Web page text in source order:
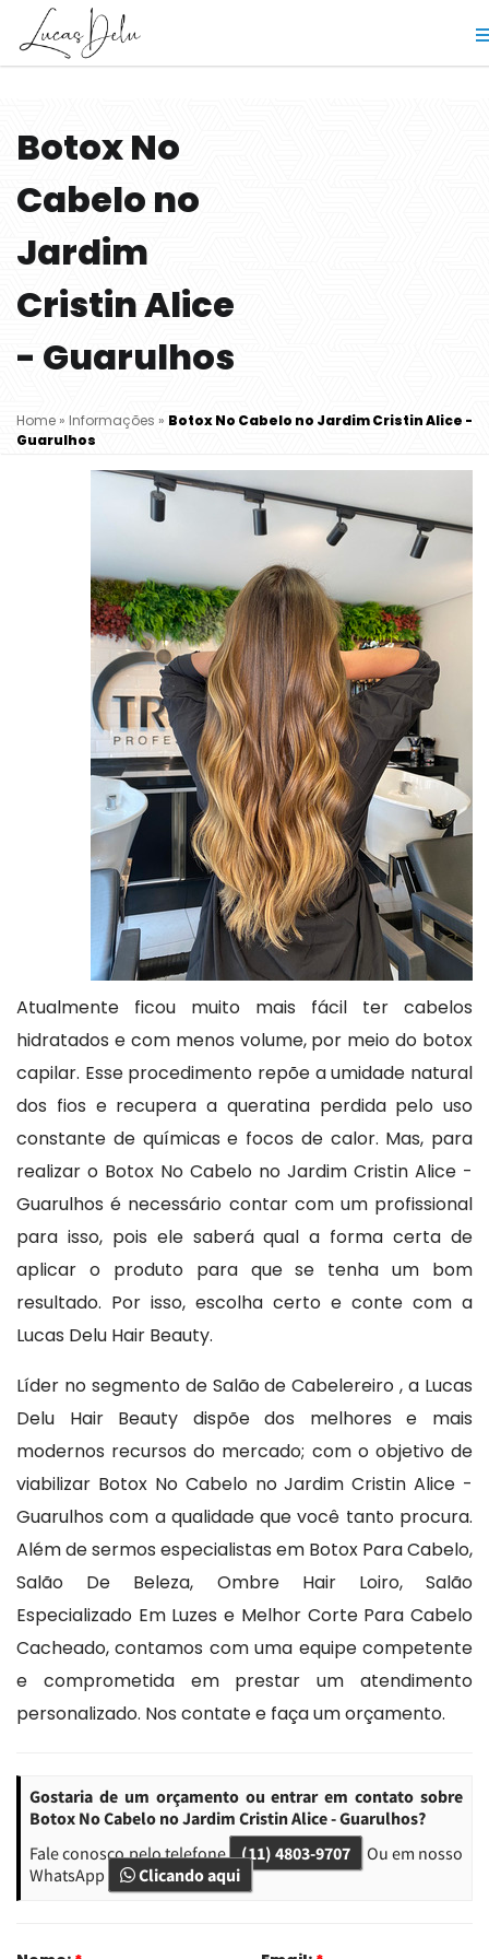
Botox No
Cabelo no
Jardim
Cristin Alice
- Guarulhos
Home » Informações » Botox No Cabelo no Jardim Cristin Alice -
Guarulhos
Atualmente ficou muito mais fácil ter cabelos
hidratados e com menos volume, por meio do botox
capilar. Esse procedimento repõe a umidade natural
dos fios e recupera a queratina perdida pelo uso
constante de químicas e focos de calor. Mas, para
realizar o Botox No Cabelo no Jardim Cristin Alice -
Guarulhos é necessário contar com um profissional
para isso, pois ele saberá qual a forma certa de
aplicar o produto para que se tenha um bom
resultado. Por isso, escolha certo e conte com a
Lucas Delu Hair Beauty.
Líder no segmento de Salão de Cabelereiro , a Lucas
Delu Hair Beauty dispõe dos melhores e mais
modernos recursos do mercado; com o objetivo de
viabilizar Botox No Cabelo no Jardim Cristin Alice -
Guarulhos com a qualidade que você tanto procura.
Além de sermos especialistas em Botox Para Cabelo,
Salão De Beleza, Ombre Hair Loiro, Salão
Especializado Em Luzes e Melhor Corte Para Cabelo
Cacheado, contamos com uma equipe competente
e comprometida em prestar um atendimento
personalizado. Nos contate e faça um orçamento.
Gostaria de um orçamento ou entrar em contato sobre
Botox No Cabelo no Jardim Cristin Alice - Guarulhos?
Fale conosco pelo telefone (11) 4803-9707
Ou em nosso
WhatsApp
Clicando aqui